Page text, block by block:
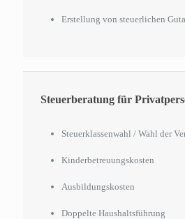
Erstellung von steuerlichen
Steuerberatung für
Steuerklassenwahl / Wahl der
Kinderbetreuungskosten
Ausbildungskosten
Doppelte Haushaltsführung